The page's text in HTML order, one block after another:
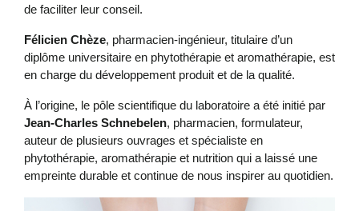
de faciliter leur conseil.
Félicien Chèze, pharmacien-ingénieur, titulaire d’un
diplôme universitaire en phytothérapie et aromathérapie, est
en charge du développement produit et de la qualité.
À l’origine, le pôle scientifique du laboratoire a été initié par
Jean-Charles Schnebelen, pharmacien, formulateur,
auteur de plusieurs ouvrages et spécialiste en
phytothérapie, aromathérapie et nutrition qui a laissé une
empreinte durable et continue de nous inspirer au quotidien.